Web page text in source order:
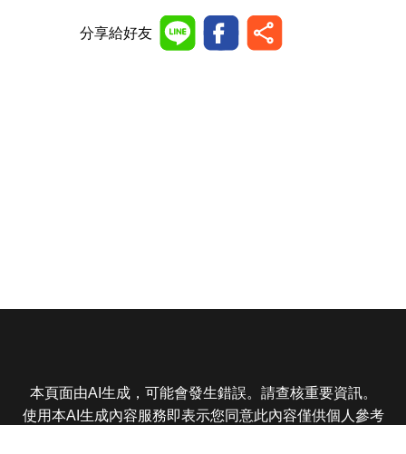
分享給好友
本頁面由AI生成，可能會發生錯誤。請查核重要資訊。
使用本AI生成內容服務即表示您同意此內容僅供個人參考